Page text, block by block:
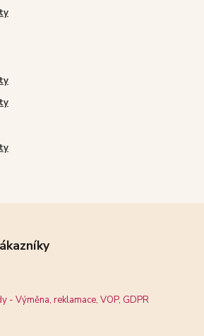
- Výměna, reklamace, VOP, GDPR